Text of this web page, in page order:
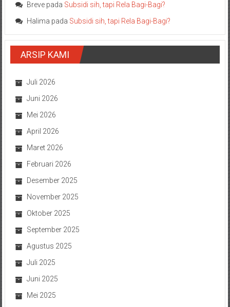
Brevepada Subsidi sih, tapi Rela Bagi-Bagi?
Halima pada Subsidi sih, tapi Rela Bagi-Bagi?
ARSIP KAMI
Juli 2026
Juni 2026
Mei 2026
April 2026
Maret 2026
Februari 2026
Desember 2025
November 2025
Oktober 2025
September 2025
Agustus 2025
Juli 2025
Juni 2025
Mei 2025